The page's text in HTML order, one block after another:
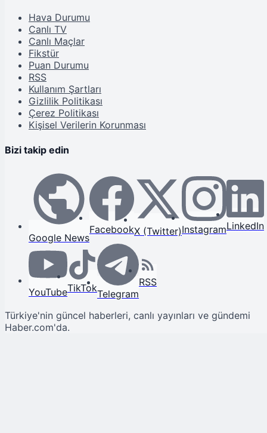
Hava Durumu
Canlı TV
Canlı Maçlar
Fikstür
Puan Durumu
RSS
Kullanım Şartları
Gizlilik Politikası
Çerez Politikası
Kişisel Verilerin Korunması
Bizi takip edin
Google News
FacebookX (Twitter)InstagramLinkedIn
YouTubeTikTokTelegram
RSS
Türkiye'nin güncel haberleri, canlı yayınları ve gündemi
Haber.com'da.